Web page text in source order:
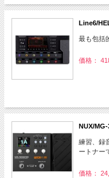
Line6/
最も包括
価格：
NUX/
練習、録
ートナー
価格：